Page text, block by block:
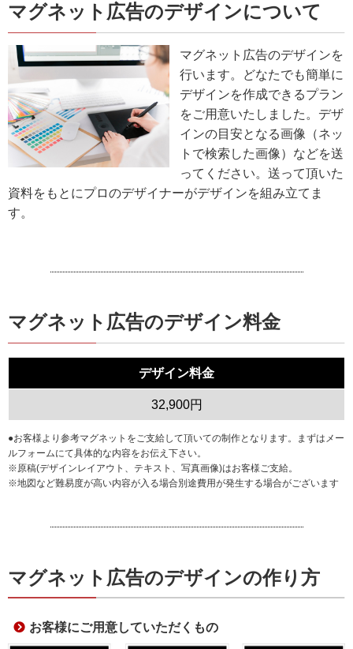
マグネット広告のデザインについて
マグネット広告のデザインを
行います。どなたでも簡単に
デザインを作成できるプラン
をご用意いたしました。デザ
インの目安となる画像（ネッ
トで検索した画像）などを送
ってください。送って頂いた
資料をもとにプロのデザイナーがデザインを組み立てま
す。
マグネット広告のデザイン料金
デザイン料金
32,900円
●お客様より参考マグネットをご支給して頂いての制作となります。まずはメー
ルフォームにて具体的な内容をお伝え下さい。
※原稿(デザインレイアウト、テキスト、写真画像)はお客様ご支給。
※地図など難易度が高い内容が入る場合別途費用が発生する場合がございます
マグネット広告のデザインの作り方
お客様にご用意していただくもの